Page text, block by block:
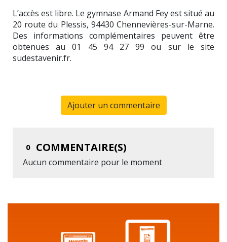
L’accès est libre. Le gymnase Armand Fey est situé au
20 route du Plessis, 94430 Chennevières-sur-Marne.
Des informations complémentaires peuvent être
obtenues au 01 45 94 27 99 ou sur le site
sudestavenir.fr.
Ajouter un commentaire
0 COMMENTAIRE(S)
Aucun commentaire pour le moment